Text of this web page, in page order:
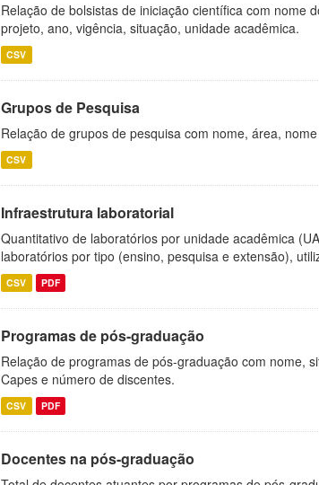
Relação de bolsistas de iniciação científica com nome
projeto, ano, vigência, situação, unidade acadêmica.
CSV
Grupos de Pesquisa
Relação de grupos de pesquisa com nome, área,
CSV
Infraestrutura laboratorial
Quantitativo de laboratórios por unidade acadêmica
laboratórios por tipo (ensino, pesquisa e extensão),
CSV PDF
Programas de pós-graduação
Relação de programas de pós-graduação com nome,
Capes e número de discentes.
CSV PDF
Docentes na pós-graduação